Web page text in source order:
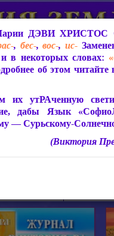
Живое Слово
Статьи, Книги,
ДЭВИ ХРИСТОС
, бес-,вос-, ис-
в некоторых словах:
об этом читайте
утРАченную
дабы Язык
— Сурьскому-
(Виктория